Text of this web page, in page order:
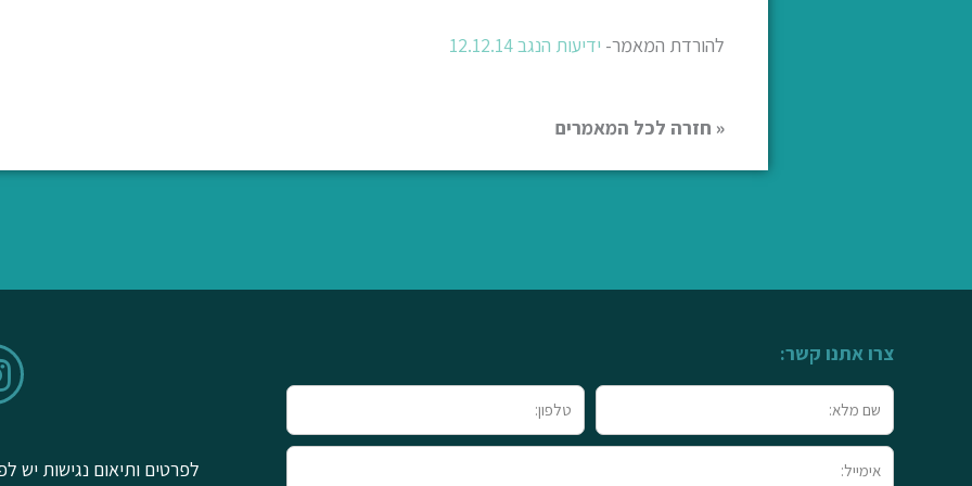
להורדת המאמר- ידיעות הנגב 12.12.14
« חזרה לכל המאמרים
צרו אתנו קשר:
שם
מלא
טלפון
אימייל לפרטים ותיאום נגישות יש